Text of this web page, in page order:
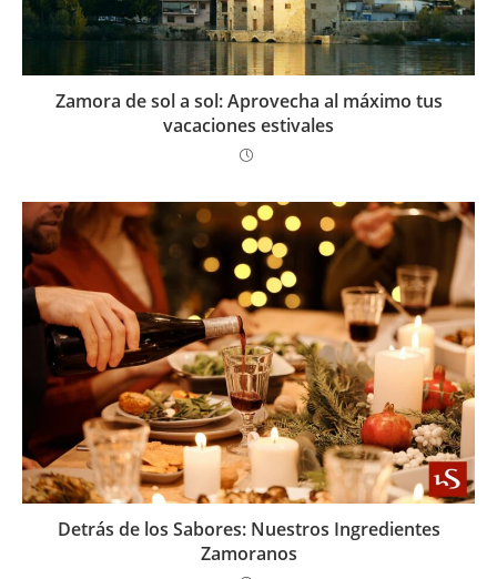
Zamora de sol a sol: Aprovecha al máximo tus
vacaciones estivales
Detrás de los Sabores: Nuestros Ingredientes
Zamoranos